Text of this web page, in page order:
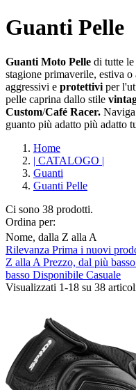
Guanti Pelle
Guanti Moto Pelle di tutte
stagione primaverile, estiva
aggressivi e protettivi per
pelle caprina dallo stile
Custom/Café Racer.
guanto più adatto più adatto
Home
| CATALOGO |
Guanti
Guanti Pelle
Cancella filtri
Composizione
Gore-Tex/H2Out
Pelle 19
Pelle Traforata 14
Tessuto Traforato 3
Ci sono 38 prodotti.
Ordina per:
Nome, dalla Z alla A
Rilevanza Prima i nuovi
Z alla A Prezzo, dal più
basso Disponibile Casuale
Visualizzati 1-18 su 38